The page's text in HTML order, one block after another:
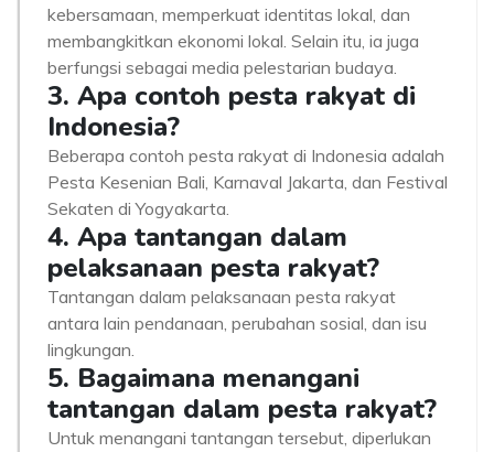
kebersamaan, memperkuat identitas lokal, dan
membangkitkan ekonomi lokal. Selain itu, ia juga
berfungsi sebagai media pelestarian budaya.
3. Apa contoh pesta rakyat di
Indonesia?
Beberapa contoh pesta rakyat di Indonesia adalah
Pesta Kesenian Bali, Karnaval Jakarta, dan Festival
Sekaten di Yogyakarta.
4. Apa tantangan dalam
pelaksanaan pesta rakyat?
Tantangan dalam pelaksanaan pesta rakyat
antara lain pendanaan, perubahan sosial, dan isu
lingkungan.
5. Bagaimana menangani
tantangan dalam pesta rakyat?
Untuk menangani tantangan tersebut, diperlukan